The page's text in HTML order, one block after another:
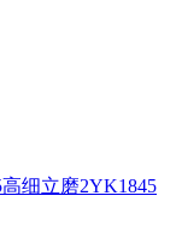
细立磨2YK1845